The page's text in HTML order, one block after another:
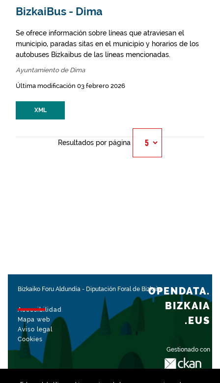
BizkaiBus - Dima
Se ofrece información sobre líneas que atraviesan el
municipio, paradas sitas en el municipio y horarios de los
autobuses Bizkaibus de las líneas mencionadas.
Ayuntamiento de Dima
Última modificación 03 febrero 2026
XML
Resultados por página
Bizkaiko Foru Aldundia - Diputación Foral de Bizkaia
Accesibilidad
Mapa web
Aviso legal
Cookies
Gestionado con
OPENDATA.
BIZKAIA
.EUS